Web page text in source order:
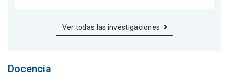
Ver todas las investigaciones
Docencia